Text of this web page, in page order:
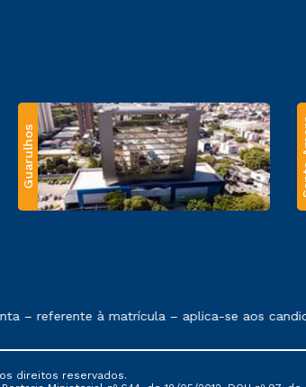
Guarulhos
no contrato de prestação de serviços.
– referente à matrícula – aplica-se aos
direitos reservados.